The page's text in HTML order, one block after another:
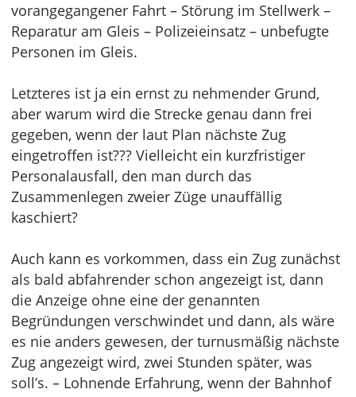
vorangegangener Fahrt – Störung im Stellwerk –
Reparatur am Gleis – Polizeieinsatz – unbefugte
Personen im Gleis.
Letzteres ist ja ein ernst zu nehmender Grund,
aber warum wird die Strecke genau dann frei
gegeben, wenn der laut Plan nächste Zug
eingetroffen ist??? Vielleicht ein kurzfristiger
Personalausfall, den man durch das
Zusammenlegen zweier Züge unauffällig
kaschiert?
Auch kann es vorkommen, dass ein Zug zunächst
als bald abfahrender schon angezeigt ist, dann
die Anzeige ohne eine der genannten
Begründungen verschwindet und dann, als wäre
es nie anders gewesen, der turnusmäßig nächste
Zug angezeigt wird, zwei Stunden später, was
soll’s. – Lohnende Erfahrung, wenn der Bahnhof